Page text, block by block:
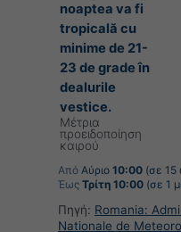
noaptea va fi
tropicală cu
minime de 21-
23 de grade în
dealurile
vestice.
Μέτρια
προειδοποίηση
καιρού
Από Αύριο 10:00 (σε 15
Έως Τρίτη 10:00 (σε 1
Πηγή: Romania:
Nationale de